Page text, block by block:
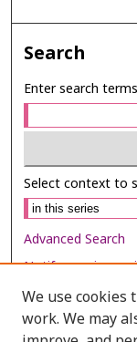
Search
Enter search
Select context to
Advanced Search
Notify me via
Browse
We use cookies
work. We may